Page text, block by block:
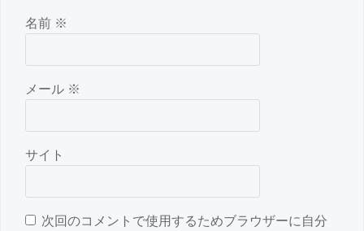
名前 ※
メール ※
サイト
次回のコメントで使用するためブラウザーに自分